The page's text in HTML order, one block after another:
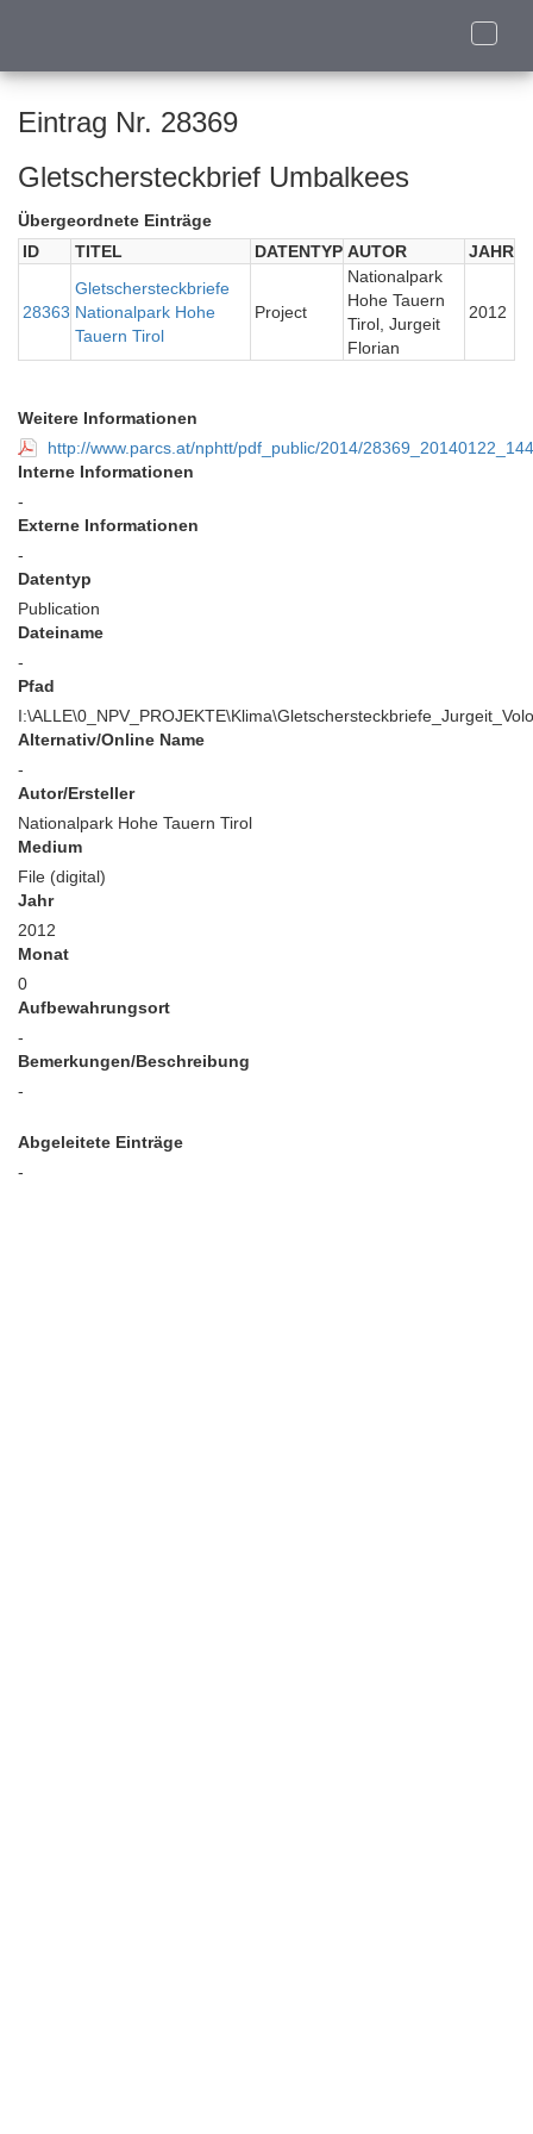
Toggle
Eintrag Nr. 28369
Gletschersteckbrief Umbalkees
Übergeordnete Einträge
ID
TITEL DATENTYP AUTOR JAHR
28363
Gletschersteckbriefe
Nationalpark Hohe
Tauern Tirol
Project
Nationalpark
Hohe Tauern
Tirol, Jurgeit
Florian
2012
Weitere Informationen
http://www.parcs.at/nphtt/pdf_public/2014/
Interne Informationen
-
Externe Informationen
-
Datentyp
Publication
Dateiname
-
Pfad
Alternativ/Online Name
-
Autor/Ersteller
Nationalpark Hohe Tauern Tirol
Medium
File (digital)
Jahr
2012
Monat
0
Aufbewahrungsort
-
Bemerkungen/Beschreibung
-
Abgeleitete Einträge
-